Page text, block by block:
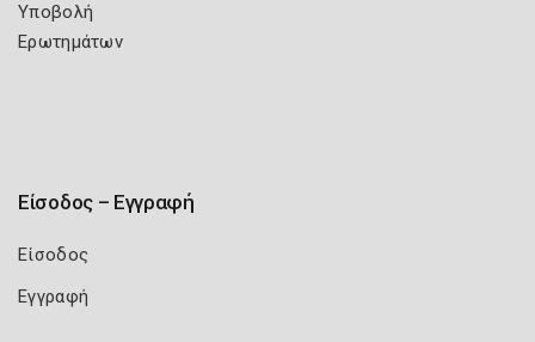
Υποβολή
Ερωτημάτων
Είσοδος – Εγγραφή
Είσοδος
Εγγραφή